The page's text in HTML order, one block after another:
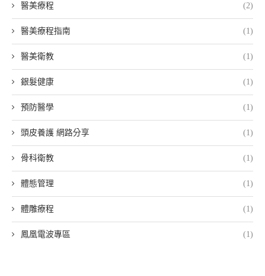
醫美療程 (2)
醫美療程指南 (1)
醫美衛教 (1)
銀髮健康 (1)
預防醫學 (1)
頭皮養護 網路分享 (1)
骨科衛教 (1)
體態管理 (1)
體雕療程 (1)
鳳凰電波專區 (1)